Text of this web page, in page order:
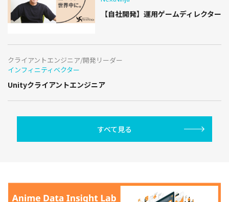
【自社開発】運用ゲームディレクター
クライアントエンジニア/開発リーダー
インフィニティベクター
Unityクライアントエンジニア
すべて見る